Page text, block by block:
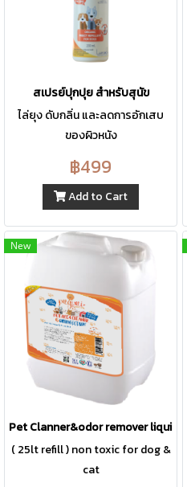
สเปรย์ปุกปุย สำหรับสุนัข
ไล่ยุง ดับกลิ่น และลดการอักเสบ
ของผิวหนัง
฿499
Add to Cart
New
Pet Clanner&odor remover liquid
( 25lt refill ) non toxic for dog &
cat